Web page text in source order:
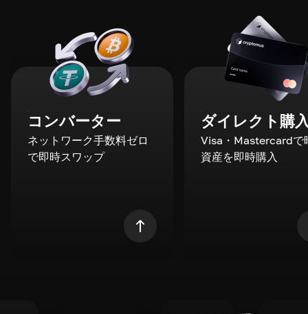
コンバーター
ネットワーク手数料ゼロ
で即時スワップ
ダイレクト購
Visa・Mastercardで
資産を即時購入